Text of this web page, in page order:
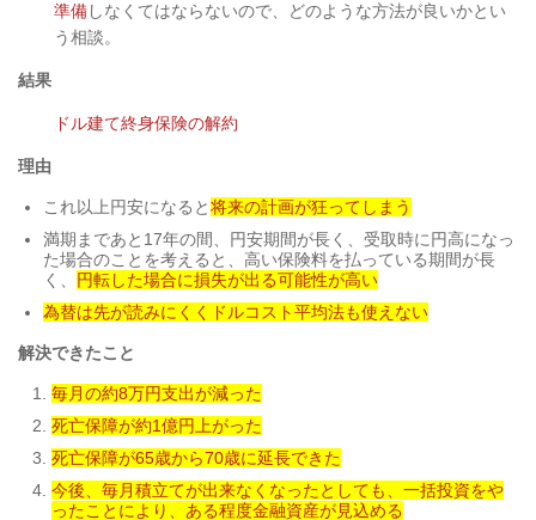
準備しなくてはならないので、どのような方法が良いかとい
う相談。
結果
ドル建て終身保険の解約
理由
これ以上円安になると将来の計画が狂ってしまう
満期まであと17年の間、円安期間が長く、受取時に円高になっ
た場合のことを考えると、高い保険料を払っている期間が長
く、 円転した場合に損失が出る可能性が高い
為替は先が読みにくくドルコスト平均法も使えない
解決できたこと
毎月の約8万円支出が減った
死亡保障が約1億円上がった
死亡保障が65歳から70歳に延長できた
今後、毎月積立てが出来なくなったとしても、一括投資をや
ったことにより、ある程度金融資産が見込める